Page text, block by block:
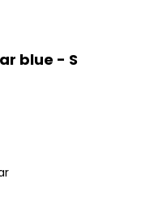
blue - S